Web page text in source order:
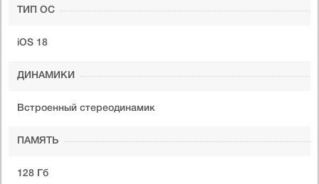
ТИП ОС
iOS 18
ДИНАМИКИ
Встроенный стереодинамик
ПАМЯТЬ
128 Гб